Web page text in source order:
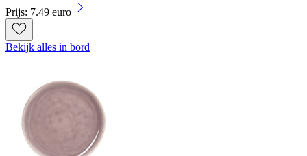
Prijs: 7.49 euro
Bekijk alles in bord